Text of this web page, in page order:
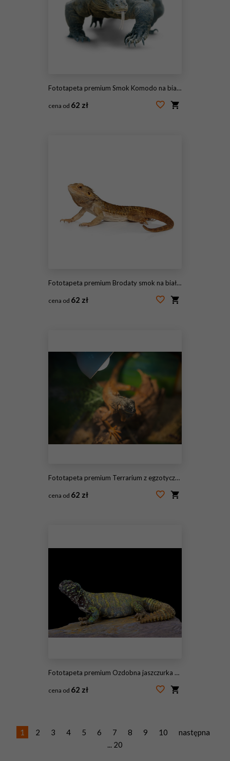
Fototapeta premium Smok Komodo na białym tle
cena od 62 zł
Fototapeta premium Brodaty smok na białym tle
cena od 62 zł
Fototapeta premium Terrarium z egzotyczną jaszczurką. Wybrana ostrość z głębią ostrości.
cena od 62 zł
Fototapeta premium Ozdobna jaszczurka kolczasta (Uromastyx ornata ornata), Egipt
cena od 62 zł
1 2 3 4 5 6 7 8 9 10
następna
... 20